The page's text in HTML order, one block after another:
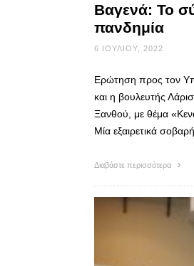
Βαγενά: Το
πανδημία
6 ΙΟΥΛΊΟΥ, 2022
Ερώτηση προς τον
και η βουλευτής
Ξανθού, με θέμα
Μία εξαιρετικά
Διαβάστε περισσότερα